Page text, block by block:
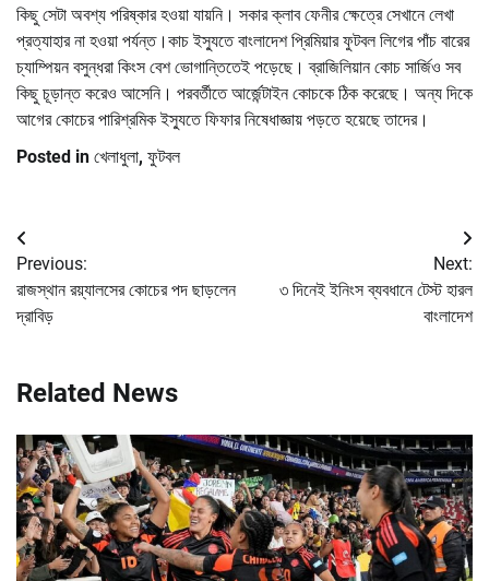
কিছু সেটা অবশ্য পরিষ্কার হওয়া যায়নি। সকার ক্লাব ফেনীর ক্ষেত্রে সেখানে লেখা
প্রত্যাহার না হওয়া পর্যন্ত।কাচ ইস্যুতে বাংলাদেশ প্রিমিয়ার ফুটবল লিগের পাঁচ বারের
চ্যাম্পিয়ন বসুন্ধরা কিংস বেশ ভোগান্তিতেই পড়েছে। ব্রাজিলিয়ান কোচ সার্জিও সব
কিছু চূড়ান্ত করেও আসেনি। পরবর্তীতে আর্জেন্টাইন কোচকে ঠিক করেছে। অন্য দিকে
আগের কোচের পারিশ্রমিক ইস্যুতে ফিফার নিষেধাজ্ঞায় পড়তে হয়েছে তাদের।
Posted in খেলাধুলা, ফুটবল
Post
navigation
Previous:
রাজস্থান রয়্যালসের কোচের পদ ছাড়লেন
দ্রাবিড়
Next:
৩ দিনেই ইনিংস ব্যবধানে টেস্ট হারল
বাংলাদেশ
Related News